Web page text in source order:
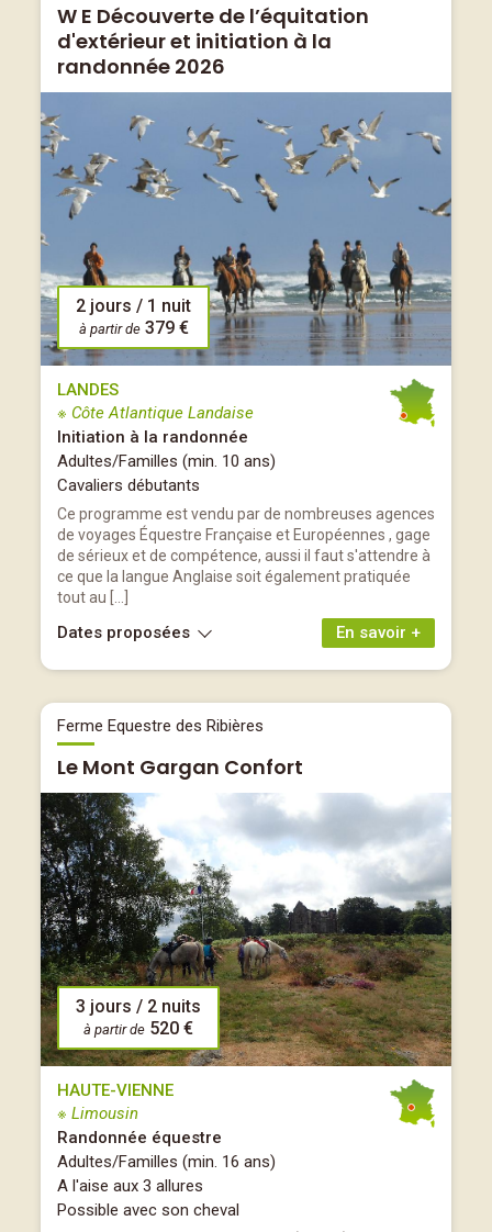
W E Découverte de l’équitation
d'extérieur et initiation à la
randonnée 2026
2 jours / 1 nuit
à partir de 379 €
LANDES
※ Côte Atlantique Landaise
Initiation à la randonnée
Adultes/Familles (min. 10 ans)
Cavaliers débutants
Ce programme est vendu par de nombreuses agences
de voyages Équestre Française et Européennes , gage
de sérieux et de compétence, aussi il faut s'attendre à
ce que la langue Anglaise soit également pratiquée
tout au […]
En savoir +
Dates proposées
Ferme Equestre des Ribières
Le Mont Gargan Confort
3 jours / 2 nuits
à partir de 520 €
HAUTE-VIENNE
※ Limousin
Randonnée équestre
Adultes/Familles (min. 16 ans)
A l'aise aux 3 allures
Possible avec son cheval